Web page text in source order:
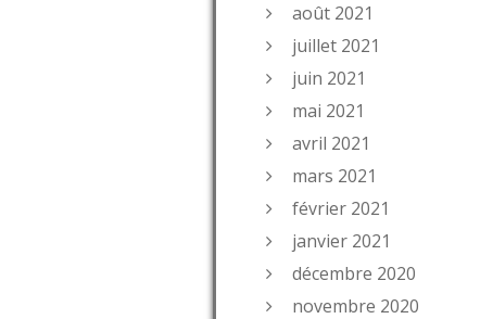
août 2021
juillet 2021
juin 2021
mai 2021
avril 2021
mars 2021
février 2021
janvier 2021
décembre 2020
novembre 2020